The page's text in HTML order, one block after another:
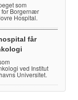
som
for Borgernær
Hospital.
får
ved Institut
Universitet.